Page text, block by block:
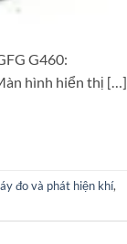
G460:
hình hiển thị […]
đo và phát hiện khí,